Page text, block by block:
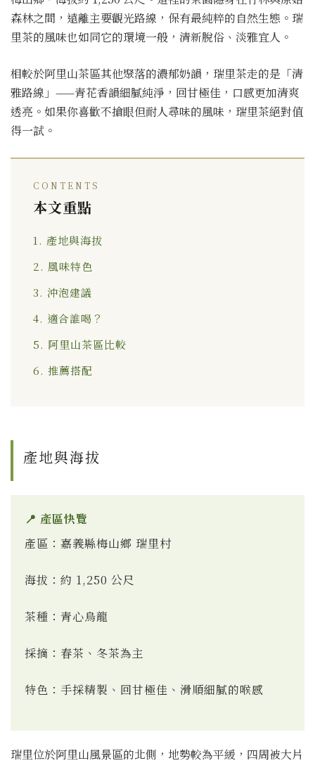
森林之間，遠離主要觀光路線，保有最純粹的自然生態。瑞
里茶的風味也如同它的環境一般，清新脫俗、淡雅宜人。
相較於阿里山茶區其他聚落的濃郁奶韻，瑞里茶走的是「清
雅路線」——青花香韻細膩純淨，回甘極佳，口感更加清爽
透亮。如果你喜歡不搶眼但耐人尋味的風味，瑞里茶絕對值
得一試。
CONTENTS
本文重點
1. 產地與海拔
2. 風味特色
3. 沖泡建議
4. 適合誰喝？
5. 阿里山茶區比較
6. 推薦搭配
產地與海拔
📍 產區快覽
產區：嘉義縣梅山鄉 瑞里村
海拔：約 1,250 公尺
茶種：青心烏龍
採摘：春茶、冬茶為主
特色：手採精製、回甘極佳、滑順細膩的喉感
瑞里位於阿里山風景區的北側，地勢較為平緩，四周被大片